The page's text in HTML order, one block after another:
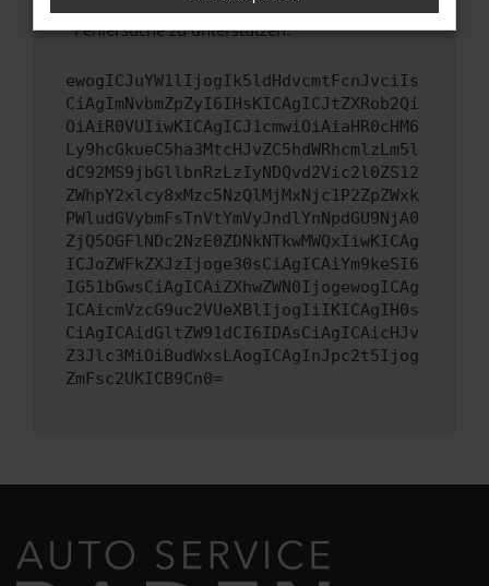
uns diesen Text schicken, um uns bei der
Fehlersuche zu unterstützen:
ewogICJuYW1lIjogIk5ldHdvcmtFcnJvciIs
CiAgImNvbmZpZyI6IHsKICAgICJtZXRob2Qi
OiAiR0VUIiwKICAgICJ1cmwiOiAiaHR0cHM6
Ly9hcGkueC5ha3MtcHJvZC5hdWRhcmlzLm5l
dC92MS9jbGllbnRzLzIyNDQvd2Vic2l0ZS12
ZWhpY2xlcy8xMzc5NzQlMjMxNjc1P2ZpZWxk
PWludGVybmFsTnVtYmVyJndlYnNpdGU9NjA0
ZjQ5OGFlNDc2NzE0ZDNkNTkwMWQxIiwKICAg
ICJoZWFkZXJzIjoge30sCiAgICAiYm9keSI6
IG51bGwsCiAgICAiZXhwZWN0IjogewogICAg
ICAicmVzcG9uc2VUeXBlIjogIiIKICAgIH0s
CiAgICAidGltZW91dCI6IDAsCiAgICAicHJv
Z3Jlc3MiOiBudWxsLAogICAgInJpc2t5Ijog
ZmFsc2UKICB9Cn0=